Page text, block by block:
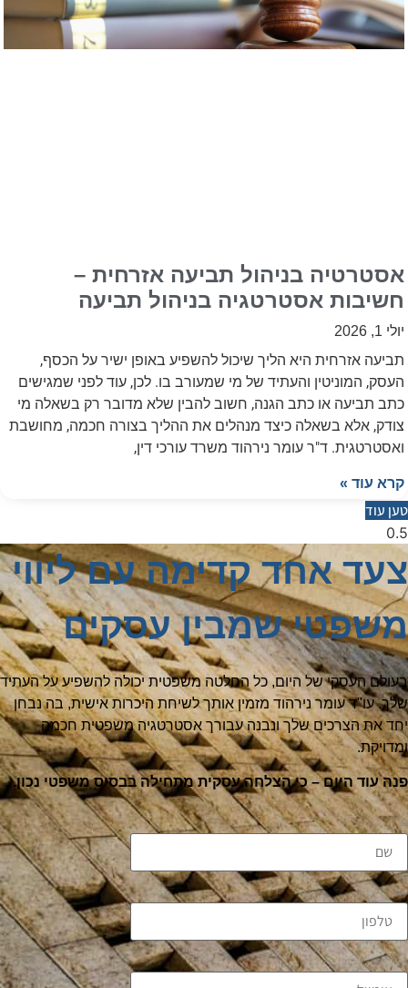
אסטרטיה בניהול תביעה אזרחית –
חשיבות אסטרטגיה בניהול תביעה
יולי 1, 2026
תביעה אזרחית היא הליך שיכול להשפיע באופן ישיר על הכסף,
העסק, המוניטין והעתיד של מי שמעורב בו. לכן, עוד לפני שמגישים
כתב תביעה או כתב הגנה, חשוב להבין שלא מדובר רק בשאלה מי
צודק, אלא בשאלה כיצד מנהלים את ההליך בצורה חכמה, מחושבת
ואסטרטגית. ד"ר עומר נירהוד משרד עורכי דין,
קרא עוד »
טען עוד
צעד אחד קדימה עם ליווי
משפטי שמבין עסקים
בעולם העסקי של היום, כל החלטה משפטית יכולה להשפיע על העתיד
שלך. עו"ד עומר נירהוד מזמין אותך לשיחת היכרות אישית, בה נבחן
יחד את הצרכים שלך ונבנה עבורך אסטרטגיה משפטית חכמה
ומדויקת.
פנה עוד היום – כי הצלחה עסקית מתחילה בבסיס משפטי נכון.
שם
טלפון
אימייל